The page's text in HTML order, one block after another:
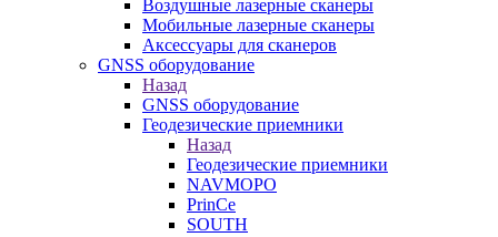
Воздушные лазерные сканеры
Мобильные лазерные сканеры
Аксессуары для сканеров
GNSS оборудование
Назад
GNSS оборудование
Геодезические приемники
Назад
Геодезические приемники
NAVMOPO
PrinCe
SOUTH